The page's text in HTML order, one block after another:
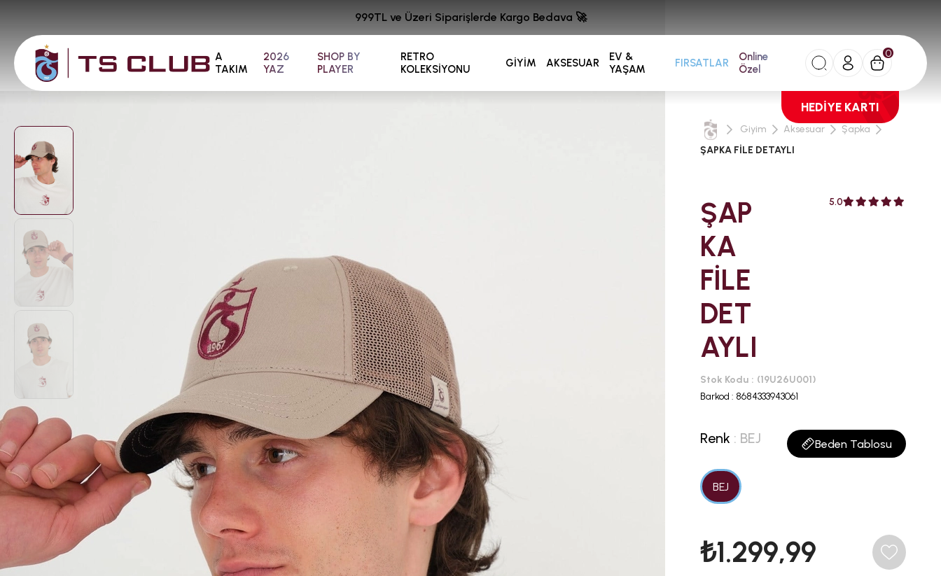
A
TAKIM
2026
YAZ
SHOP BY
PLAYER
RETRO
KOLEKSİYONU
GİYİM AKSESUAR
EV &
YAŞAM
FIRSATLAR
Online
Özel
0
HEDİYE KARTI
999TL ve Üzeri Siparişlerde Kargo Bedava 🚀
Giyim Aksesuar
Şapka
ŞAPKA FİLE DETAYLI
ŞAP
KA
FİLE
DET
AYLI
5.0
Stok Kodu
(19U26U001)
Barkod : 8684333943061
Renk Beden Tablosu
: BEJ
BEJ
₺1.299,99